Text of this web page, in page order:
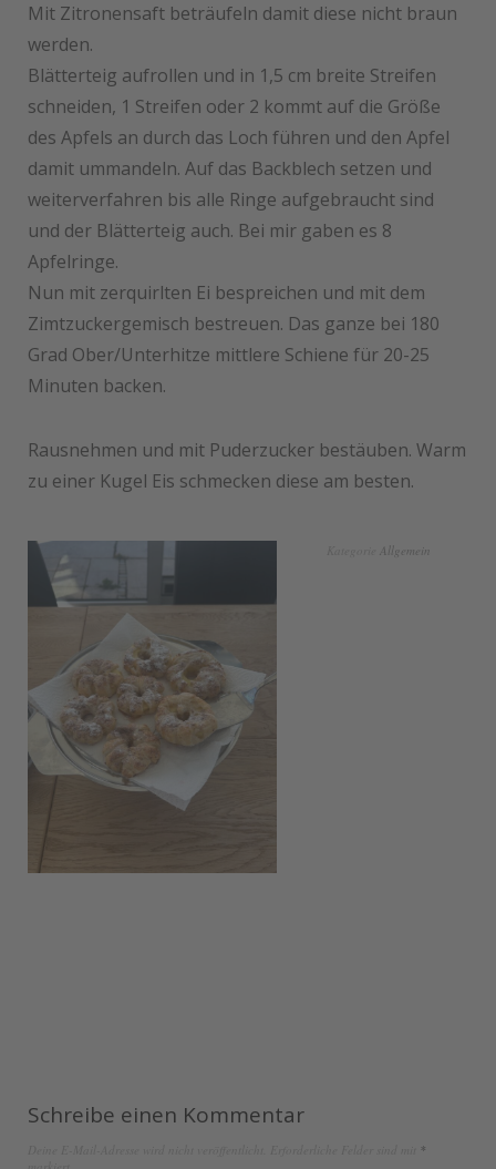
Mit Zitronensaft beträufeln damit diese nicht braun
werden.
Blätterteig aufrollen und in 1,5 cm breite Streifen
schneiden, 1 Streifen oder 2 kommt auf die Größe
des Apfels an durch das Loch führen und den Apfel
damit ummandeln. Auf das Backblech setzen und
weiterverfahren bis alle Ringe aufgebraucht sind
und der Blätterteig auch. Bei mir gaben es 8
Apfelringe.
Nun mit zerquirlten Ei bespreichen und mit dem
Zimtzuckergemisch bestreuen. Das ganze bei 180
Grad Ober/Unterhitze mittlere Schiene für 20-25
Minuten backen.
Rausnehmen und mit Puderzucker bestäuben. Warm
zu einer Kugel Eis schmecken diese am besten.
Allgemein
Schreibe einen Kommentar
*